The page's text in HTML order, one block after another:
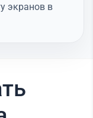
экранов в